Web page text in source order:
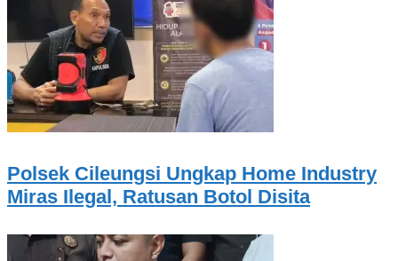
Polsek Cileungsi Ungkap Home Industry
Miras Ilegal, Ratusan Botol Disita